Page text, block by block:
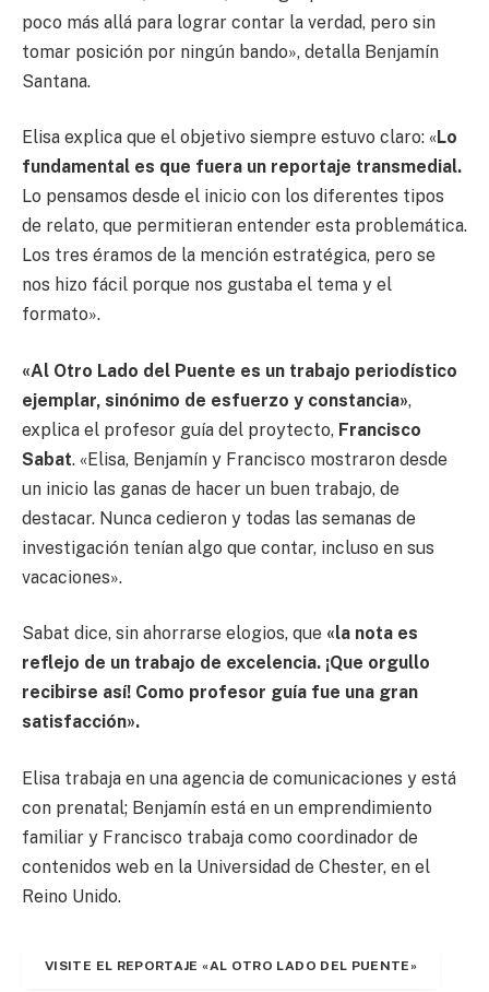
poco más allá para lograr contar la verdad, pero sin
tomar posición por ningún bando», detalla Benjamín
Santana.
Elisa explica que el objetivo siempre estuvo claro: «Lo
fundamental es que fuera un reportaje transmedial.
Lo pensamos desde el inicio con los diferentes tipos
de relato, que permitieran entender esta problemática.
Los tres éramos de la mención estratégica, pero se
nos hizo fácil porque nos gustaba el tema y el
formato».
«Al Otro Lado del Puente es un trabajo periodístico
ejemplar, sinónimo de esfuerzo y constancia»,
explica el profesor guía del proytecto, Francisco
Sabat. «Elisa, Benjamín y Francisco mostraron desde
un inicio las ganas de hacer un buen trabajo, de
destacar. Nunca cedieron y todas las semanas de
investigación tenían algo que contar, incluso en sus
vacaciones».
Sabat dice, sin ahorrarse elogios, que «la nota es
reflejo de un trabajo de excelencia. ¡Que orgullo
recibirse así! Como profesor guía fue una gran
satisfacción».
Elisa trabaja en una agencia de comunicaciones y está
con prenatal; Benjamín está en un emprendimiento
familiar y Francisco trabaja como coordinador de
contenidos web en la Universidad de Chester, en el
Reino Unido.
VISITE EL REPORTAJE «AL OTRO LADO DEL PUENTE»